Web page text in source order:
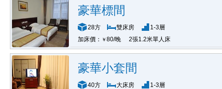
豪華標間
28方 雙床房
1-3層
加床價：
￥80/晚 2張1.2米單人床
豪華小套間
40方 大床房
1-3層